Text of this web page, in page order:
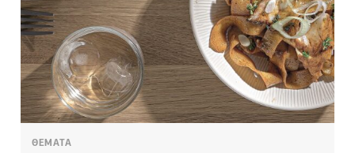
ΘΕΜΑΤΑ